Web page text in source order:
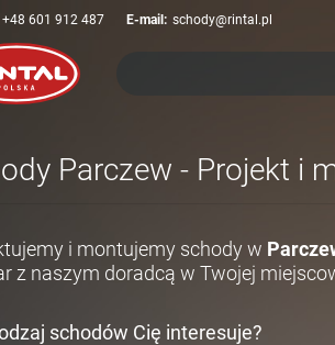
+48 601 912 487 E-mail: schody@rintal.pl
Parczew - Projekt i
i montujemy schody w
z naszym doradcą w Twojej
schodów Cię interesuje?